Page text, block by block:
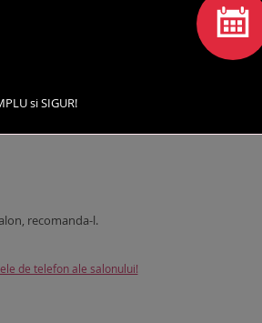
recomanda-l.
de telefon ale salonului!
si SIGUR!